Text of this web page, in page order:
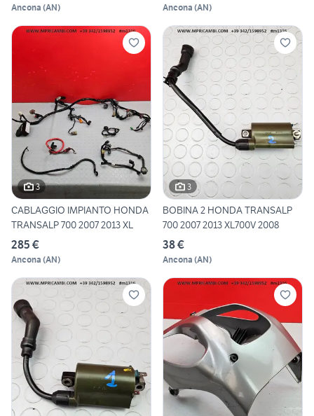
Ancona (AN) Ancona (AN)
3
CABLAGGIO IMPIANTO HONDA
TRANSALP 700 2007 2013 XL
285 €
Ancona (AN)
3
BOBINA 2 HONDA TRANSALP
700 2007 2013 XL700V 2008
38 €
Ancona (AN)